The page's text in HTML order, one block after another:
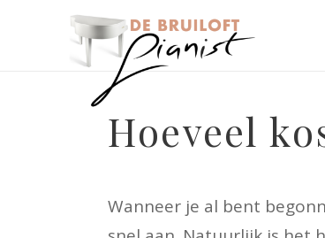
Hoeveel
Wanneer je al bent